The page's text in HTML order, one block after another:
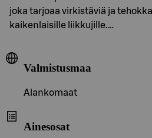
joka tarjoaa virkistäviä ja
kaikenlaisille liikkujille.…
Valmistusmaa
Alankomaat
Ainesosat